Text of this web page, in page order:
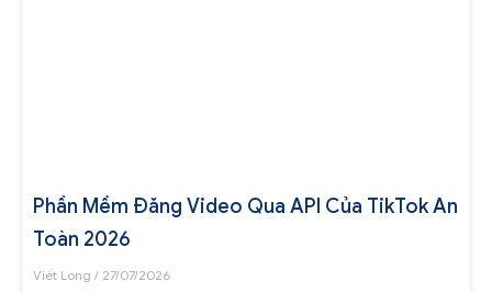
Phần Mềm Đăng Video Qua API Của TikTok An
Toàn 2026
Viết Long 27/07/2026